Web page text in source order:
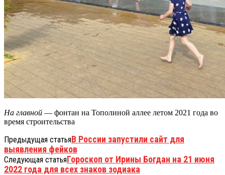
На главной — фонтан на Тополиной аллее летом 2021 года во
время строительства
Предыдущая статьяВ России запустили сайт для
выявления фейков
Следующая статьяГороскоп от Ирины Богдан на 21 июня
2022 года для всех знаков зодиака